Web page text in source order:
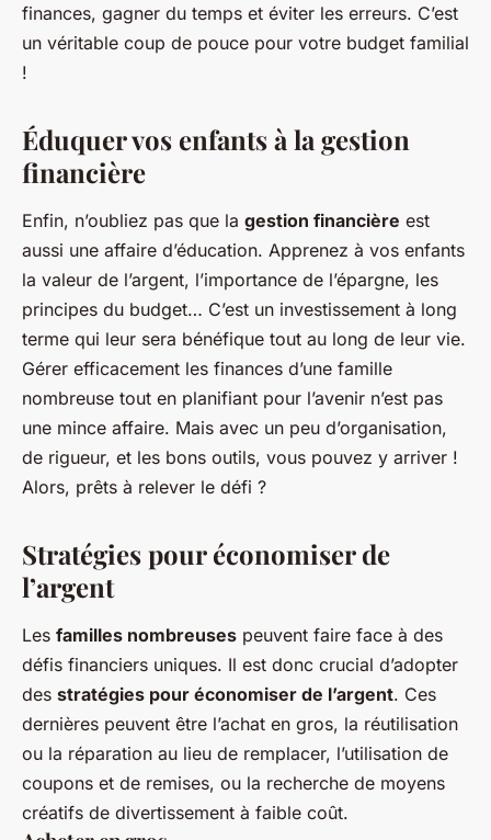
finances, gagner du temps et éviter les erreurs. C’est
un véritable coup de pouce pour votre budget familial
!
Éduquer vos enfants à la gestion
financière
Enfin, n’oubliez pas que la gestion financière est
aussi une affaire d’éducation. Apprenez à vos enfants
la valeur de l’argent, l’importance de l’épargne, les
principes du budget… C’est un investissement à long
terme qui leur sera bénéfique tout au long de leur vie.
Gérer efficacement les finances d’une famille
nombreuse tout en planifiant pour l’avenir n’est pas
une mince affaire. Mais avec un peu d’organisation,
de rigueur, et les bons outils, vous pouvez y arriver !
Alors, prêts à relever le défi ?
Stratégies pour économiser de
l’argent
Les familles nombreuses peuvent faire face à des
défis financiers uniques. Il est donc crucial d’adopter
des stratégies pour économiser de l’argent. Ces
dernières peuvent être l’achat en gros, la réutilisation
ou la réparation au lieu de remplacer, l’utilisation de
coupons et de remises, ou la recherche de moyens
créatifs de divertissement à faible coût.